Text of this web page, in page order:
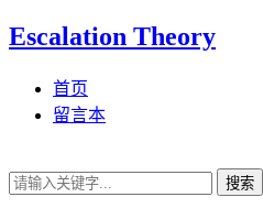
Escalation Theory
首页
留言本
搜索